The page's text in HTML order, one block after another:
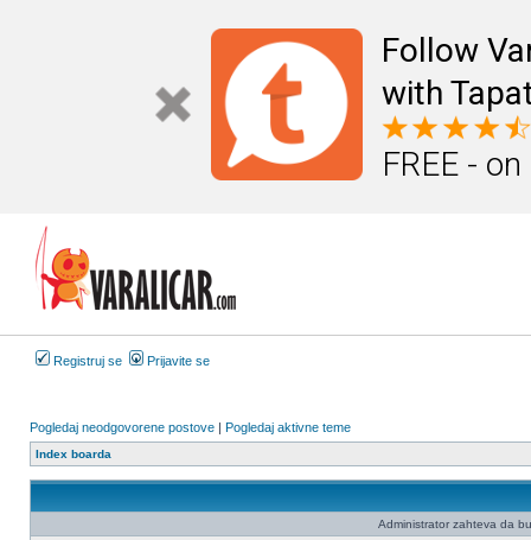
Follow
with
FREE -
Registruj se Prijavite se
Pogledaj neodgovorene postove | Pogledaj aktivne teme
Index boarda
Administrator zahteva da